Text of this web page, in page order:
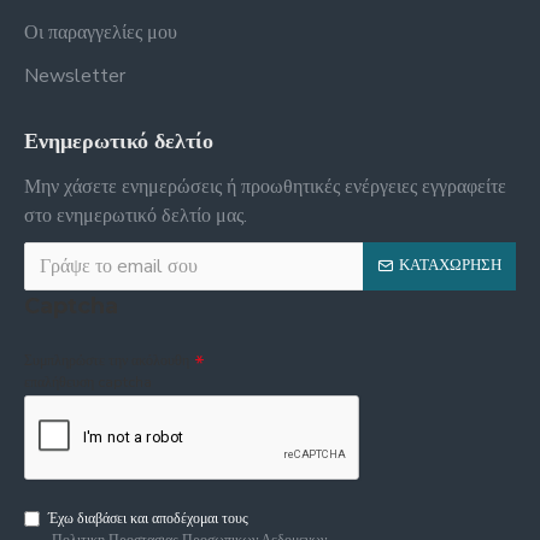
Οι παραγγελίες μου
Newsletter
Ενημερωτικό δελτίο
Μην χάσετε ενημερώσεις ή προωθητικές ενέργειες εγγραφείτε
στο ενημερωτικό δελτίο μας.
ΚΑΤΑΧΏΡΗΣΗ
Έχω διαβάσει και αποδέχομαι τους